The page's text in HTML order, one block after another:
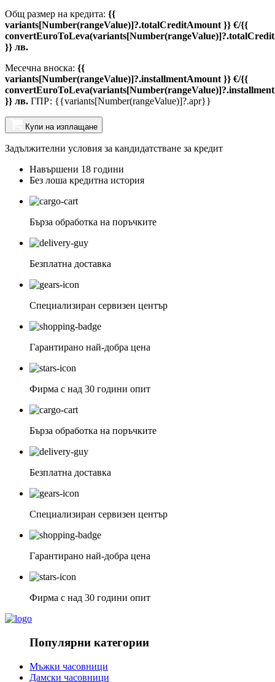
Общ размер на кредита: {{
variants[Number(rangeValue)]?.totalCreditAmount }} €/{{
}} лв.
Месечна вноска: {{
variants[Number(rangeValue)]?.installmentAmount }} €/{{
}} лв. ГПР: {{variants[Number(rangeValue)]?.apr}}
Купи на изплащане
Задължителни условия за кандидатстване за кредит
Навършени 18 години
Без лоша кредитна история
Бърза обработка на поръчките
Безплатна доставка
Специализиран сервизен център
Гарантирано най-добра цена
Фирма с над 30 години опит
Бърза обработка на поръчките
Безплатна доставка
Специализиран сервизен център
Гарантирано най-добра цена
Фирма с над 30 години опит
Популярни категории
Мъжки часовници
Дамски часовници